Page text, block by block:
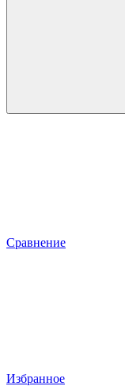
Сравнение
Избранное